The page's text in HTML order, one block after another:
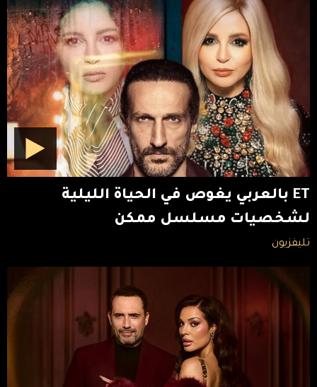
ET بالعربي يغوص في الحياة الليلية
لشخصيات مسلسل ممكن
تليفزيون